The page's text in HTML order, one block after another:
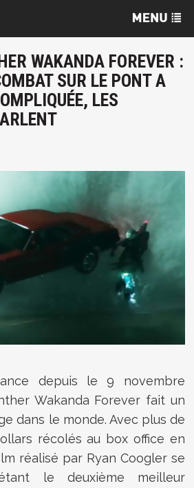
WAKANDA FOREVER :
SUR LE PONT A
LES
depuis le 9 novembre
Wakanda Forever fait un
dans le monde. Avec plus de
récolés au box office en
réalisé par Ryan Coogler se
le deuxième meilleur